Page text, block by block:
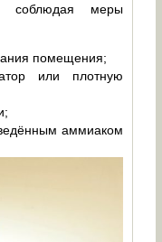
соблюдая меры
помещения;
или плотную
аммиаком